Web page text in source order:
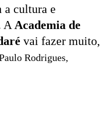
a cultura e
A Academia de
vai fazer muito,
Rodrigues,